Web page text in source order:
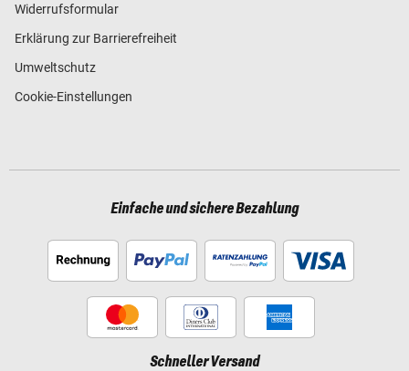
Widerrufsformular
Erklärung zur Barrierefreiheit
Umweltschutz
Cookie-Einstellungen
Einfache und sichere Bezahlung
Schneller Versand